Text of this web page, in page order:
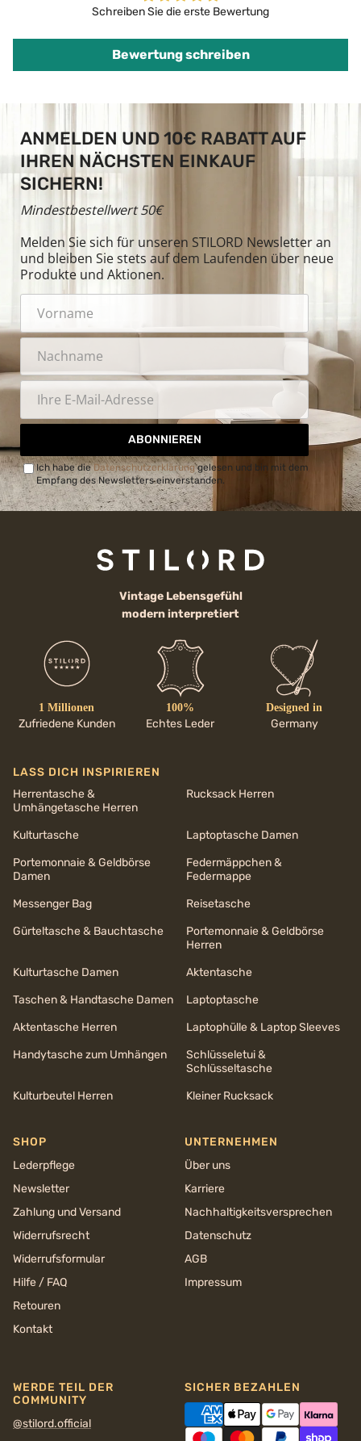
Schreiben Sie die erste Bewertung
Bewertung schreiben
ANMELDEN UND 10€ RABATT AUF
IHREN NÄCHSTEN EINKAUF
SICHERN!
Mindestbestellwert 50€
Melden Sie sich für unseren STILORD Newsletter an
und bleiben Sie stets auf dem Laufenden über neue
Produkte und Aktionen.
ABONNIEREN
Ich habe dieDatenschutzerklärunggelesen und bin mit dem
Empfang des Newsletters einverstanden.
Vintage Lebensgefühl
modern interpretiert
1 Millionen
Zufriedene Kunden
100%
Echtes Leder
Designed in
Germany
LASS DICH INSPIRIEREN
Herrentasche &
Umhängetasche Herren
Rucksack Herren
Kulturtasche
Laptoptasche Damen
Portemonnaie & Geldbörse
Damen
Federmäppchen &
Federmappe
Messenger Bag
Reisetasche
Gürteltasche & Bauchtasche
Portemonnaie & Geldbörse
Herren
Kulturtasche Damen
Aktentasche
Taschen & Handtasche Damen
Laptoptasche
Aktentasche Herren
Laptophülle & Laptop Sleeves
Handytasche zum Umhängen
Schlüsseletui &
Schlüsseltasche
Kulturbeutel Herren
Kleiner Rucksack
SHOP
Lederpflege
Newsletter
Zahlung und Versand
Widerrufsrecht
Widerrufsformular
Hilfe / FAQ
Retouren
Kontakt
UNTERNEHMEN
Über uns
Karriere
Nachhaltigkeits­versprechen
Datenschutz
AGB
Impressum
WERDE TEIL DER
COMMUNITY
@stilord.official
SICHER BEZAHLEN